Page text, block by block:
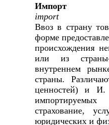
Импорт
import
Ввоз в страну
форме
происхождения
или из
внутреннем
страны.
ценностей) и И.
страхование,
юридических и